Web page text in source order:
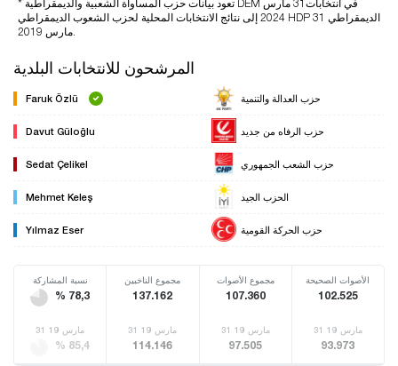
* تعود بيانات حزب المساواة الشعبية والديمقراطية DEM في انتخابات31 مارس
2024 إلى نتائج الانتخابات المحلية لحزب الشعوب الديمقراطي HDP الديمقراطي 31
مارس 2019.
المرشحون للانتخابات البلدية
Faruk Özlü حزب العدالة والتنمية
Davut Güloğlu حزب الرفاه من جديد
Sedat Çelikel حزب الشعب الجمهوري
Mehmet Keleş الحزب الجيد
Yılmaz Eser حزب الحركة القومية
نسبة المشاركة
% 78,3
مجموع الناخبين
137.162
مجموع الأصوات
107.360
الأصوات الصحيحة
102.525
31 مارس 19
% 85,4
31 مارس 19
114.146
31 مارس 19
97.505
31 مارس 19
93.973